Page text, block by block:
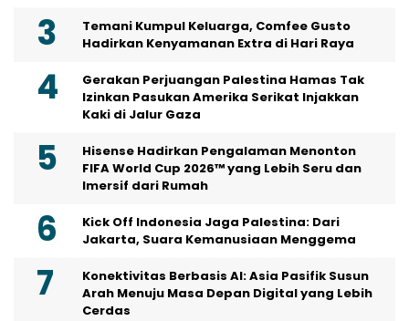
Temani Kumpul Keluarga, Comfee Gusto
Hadirkan Kenyamanan Extra di Hari Raya
Gerakan Perjuangan Palestina Hamas Tak
Izinkan Pasukan Amerika Serikat Injakkan
Kaki di Jalur Gaza
Hisense Hadirkan Pengalaman Menonton
FIFA World Cup 2026™ yang Lebih Seru dan
Imersif dari Rumah
Kick Off Indonesia Jaga Palestina: Dari
Jakarta, Suara Kemanusiaan Menggema
Konektivitas Berbasis AI: Asia Pasifik Susun
Arah Menuju Masa Depan Digital yang Lebih
Cerdas